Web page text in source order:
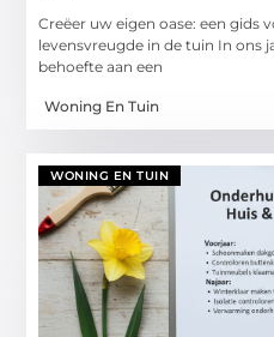
Creëer uw eigen oase: een gids
levensvreugde in de tuin In ons
behoefte aan een
Woning En Tuin
WONING EN TUIN